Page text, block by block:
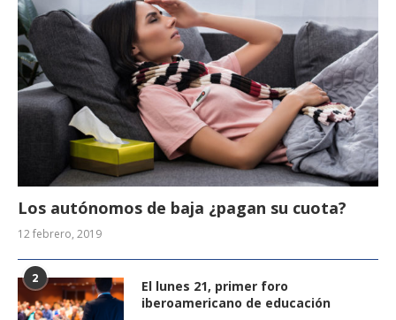
Los autónomos de baja ¿pagan su cuota?
12 febrero, 2019
2
El lunes 21, primer foro
iberoamericano de educación